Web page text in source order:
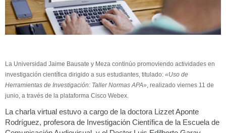
La Universidad Jaime Bausate y Meza continúo promoviendo actividades en
investigación científica dirigido a sus estudiantes, titulado: «Uso de
Herramientas de Investigación: Taller Normas APA», realizado viernes 11 de
junio, a través de la plataforma Cisco Webex.
La charla virtual estuvo a cargo de la doctora Lizzet Aponte
Rodríguez, profesora de Investigación Científica de la Escuela de